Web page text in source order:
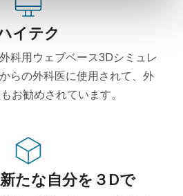
イテク
科用ウェブベース3Dシミュレ
らの外科医に使用されて、外
お勧めされています。
たな自分を３Dで